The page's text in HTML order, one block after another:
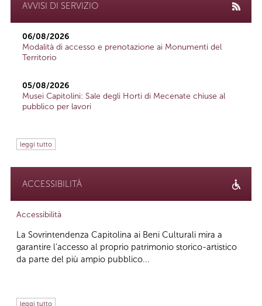
AVVISI DI SERVIZIO
06/08/2026
Modalità di accesso e prenotazione ai Monumenti del
Territorio
05/08/2026
Musei Capitolini: Sale degli Horti di Mecenate chiuse al
pubblico per lavori
leggi tutto
ACCESSIBILITÀ
Accessibilità
La Sovrintendenza Capitolina ai Beni Culturali mira a
garantire l’accesso al proprio patrimonio storico-artistico
da parte del più ampio pubblico...
leggi tutto